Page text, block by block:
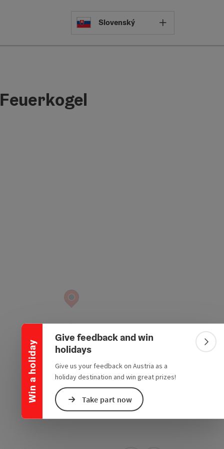
Win a holiday
Collapse banner
Give feedback and win
holidays
Give us your feedback on Austria as a
holiday destination and win great prizes!
Take part now
Select
Slovenský